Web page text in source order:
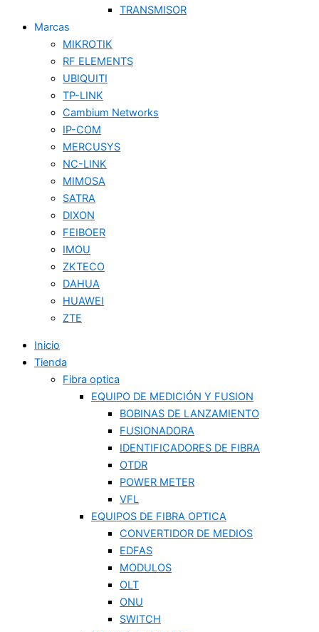
TRANSMISOR
Marcas
MIKROTIK
RF ELEMENTS
UBIQUITI
TP-LINK
Cambium Networks
IP-COM
MERCUSYS
NC-LINK
MIMOSA
SATRA
DIXON
FEIBOER
IMOU
ZKTECO
DAHUA
HUAWEI
ZTE
Inicio
Tienda
Fibra optica
EQUIPO DE MEDICIÓN Y FUSION
BOBINAS DE LANZAMIENTO
FUSIONADORA
IDENTIFICADORES DE FIBRA
OTDR
POWER METER
VFL
EQUIPOS DE FIBRA OPTICA
CONVERTIDOR DE MEDIOS
EDFAS
MODULOS
OLT
ONU
SWITCH